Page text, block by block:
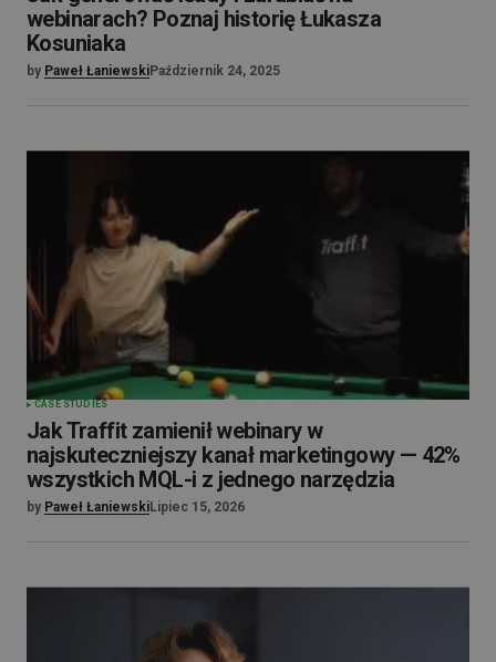
webinarach? Poznaj historię Łukasza
Kosuniaka
by Paweł ŁaniewskiPaździernik 24, 2025
CASE STUDIES
Jak Traffit zamienił webinary w
najskuteczniejszy kanał marketingowy — 42%
wszystkich MQL-i z jednego narzędzia
by Paweł ŁaniewskiLipiec 15, 2026